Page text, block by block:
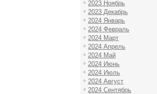
2023 Ноябрь
2023 Декабрь
2024 Январь
2024 Февраль
2024 Март
2024 Апрель
2024 Май
2024 Июнь
2024 Июль
2024 Август
2024 Сентябрь